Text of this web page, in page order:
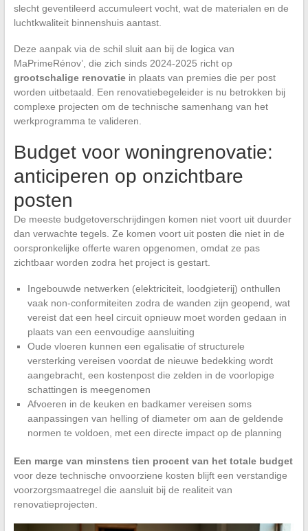
slecht geventileerd accumuleert vocht, wat de materialen en de
luchtkwaliteit binnenshuis aantast.
Deze aanpak via de schil sluit aan bij de logica van
MaPrimeRénov’, die zich sinds 2024-2025 richt op
grootschalige renovatiein plaats van premies die per post
worden uitbetaald. Een renovatiebegeleider is nu betrokken bij
complexe projecten om de technische samenhang van het
werkprogramma te valideren.
Budget voor woningrenovatie:
anticiperen op onzichtbare
posten
De meeste budgetoverschrijdingen komen niet voort uit duurder
dan verwachte tegels. Ze komen voort uit posten die niet in de
oorspronkelijke offerte waren opgenomen, omdat ze pas
zichtbaar worden zodra het project is gestart.
Ingebouwde netwerken (elektriciteit, loodgieterij) onthullen
vaak non-conformiteiten zodra de wanden zijn geopend, wat
vereist dat een heel circuit opnieuw moet worden gedaan in
plaats van een eenvoudige aansluiting
Oude vloeren kunnen een egalisatie of structurele
versterking vereisen voordat de nieuwe bedekking wordt
aangebracht, een kostenpost die zelden in de voorlopige
schattingen is meegenomen
Afvoeren in de keuken en badkamer vereisen soms
aanpassingen van helling of diameter om aan de geldende
normen te voldoen, met een directe impact op de planning
Een marge van minstens tien procent van het totale budget
voor deze technische onvoorziene kosten blijft een verstandige
voorzorgsmaatregel die aansluit bij de realiteit van
renovatieprojecten.